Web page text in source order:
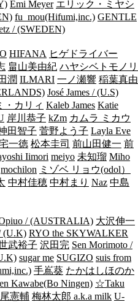
Emi Meyer エリック・ミヤシ
fu_mou(Hifumi,inc.) GENTLE
/ (SWEDEN)
HIFANA ヒゲドライバー
畠山美由紀 ハヤシベトモノリ
潤 ILMARI 一ノ瀬響 稲葉真由
José James / (U.S)
・カリィ Kaleb James Katie
岸川恭子 kZm カムラ ミカウ
田智子 菅野よう子 Layla Eve
一徳 松本圭司 前山田健一 前
Iimori meiyo 未知瑠 Miho
mochilon ミゾベ リョウ(odol）
中村佳穂 中村まり Naz 中島
/ (AUSTRALIA) 大沢伸一
(U.K) RYO the SKYWALKER
武裕子 沢田完 Sen Morimoto /
sugar me SUGIZO suis from
手嶌葵 たかはしほのか
Kawabe(Bo Ningen) ☆Taku
憲輔 梅林太郎 a.k.a milk U-